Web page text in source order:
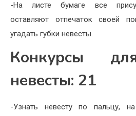
-На листе бумаге все
оставляют отпечаток своей
угадать губки невесты.
Конкурсы
невесты: 21
-Узнать невесту по пальцу,